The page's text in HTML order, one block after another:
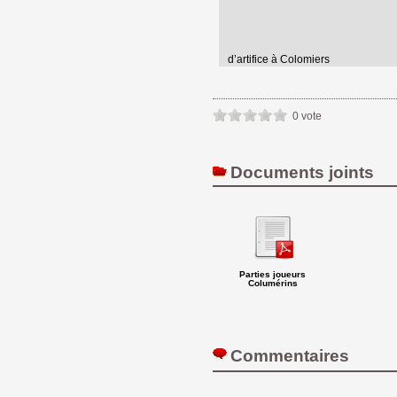
d’artifice à Colomiers
0 vote
Documents joints
Parties joueurs
Columérins
Commentaires